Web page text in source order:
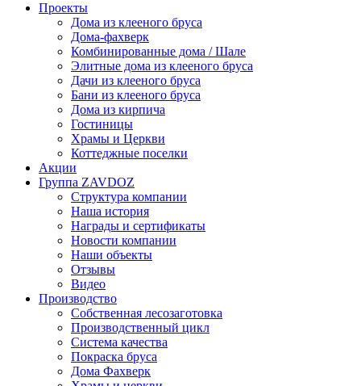
Проекты
Дома из клееного бруса
Дома-фахверк
Комбинированные дома / Шале
Элитные дома из клееного бруса
Дачи из клееного бруса
Бани из клееного бруса
Дома из кирпича
Гостиницы
Храмы и Церкви
Коттеджные поселки
Акции
Группа ZAVDOZ
Структура компании
Наша история
Награды и сертификаты
Новости компании
Наши объекты
Отзывы
Видео
Производство
Собственная лесозаготовка
Производственный цикл
Система качества
Покраска бруса
Дома Фахверк